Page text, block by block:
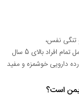
تنگی نفس،
این خواص، فارغ از وضعیت بارداری یا شیردهی، شامل تمام افراد بالای 5 سال
دارویی خوشمزه و مفید
است؟